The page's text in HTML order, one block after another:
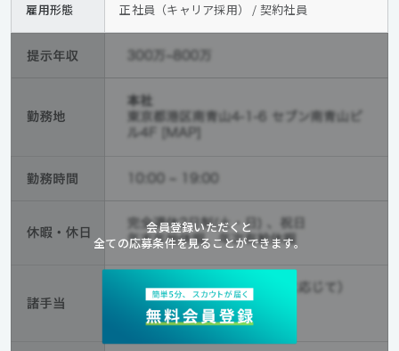
雇用形態 正社員（キャリア採用） / 契約社員
会員登録いただくと
全ての応募条件を見ることができます。